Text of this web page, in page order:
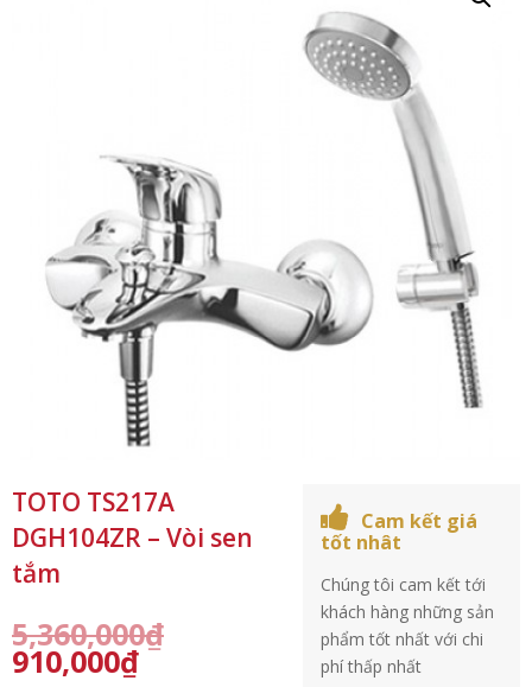
TOTO TS217A
DGH104ZR – Vòi sen
tắm
5,360,000₫
910,000₫
Cam kết giá
tốt nhât
Chúng tôi cam kết tới
khách hàng những sản
phẩm tốt nhất với chi
phí thấp nhất